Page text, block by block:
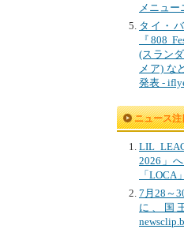
メニュー
タイ・
『808
(スラン
メア) な
発表 -
ニュース
LIL
2026」
「LOCA
7月28～
に、国